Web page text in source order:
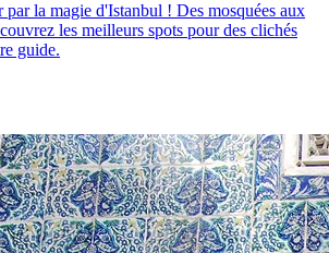
par la magie d'Istanbul ! Des mosquées aux
les meilleurs spots pour des clichés
guide.